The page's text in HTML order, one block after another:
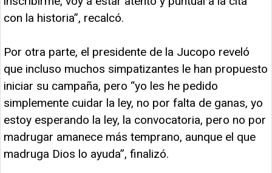
con la historia”, recalcó.
Por otra parte, el presidente de la Jucopo reveló
que incluso muchos simpatizantes le han propuesto
iniciar su campaña, pero “yo les he pedido
simplemente cuidar la ley, no por falta de ganas, yo
estoy esperando la ley, la convocatoria, pero no por
madrugar amanece más temprano, aunque el que
madruga Dios lo ayuda”, finalizó.